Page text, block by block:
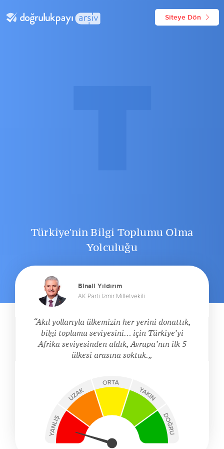
Siteye Dön
Türkiye'nin Bilgi Toplumu Olma
Yolculuğu
Binali Yıldırım
AK Parti İzmir Milletvekili
Akıl yollarıyla ülkemizin her yerini donattık,
bilgi toplumu seviyesini… için Türkiye’yi
Afrika seviyesinden aldık, Avrupa’nın ilk 5
ülkesi arasına soktuk.